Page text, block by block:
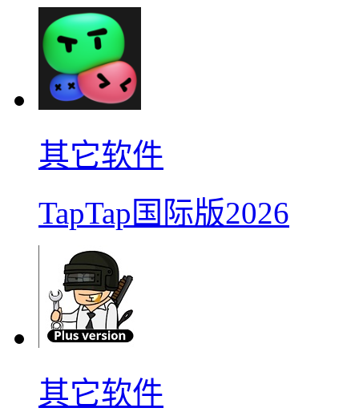
其它软件
TapTap国际版2026
其它软件